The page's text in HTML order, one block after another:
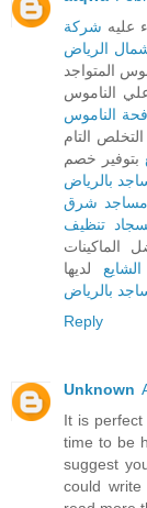
عليه شركة
الرياض
المتواجد
الناموس
الناموس
التخلص التام
بتوفير خصم
بالرياض
شرق
تنظيف
الماكينات
لديها
بالرياض
Reply
Unknown
It is
time to be
suggest
could